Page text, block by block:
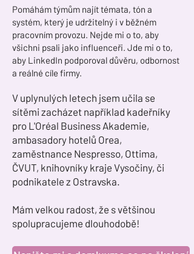
Pomáhám týmům najít témata, tón a
systém, který je udržitelný i v běžném
pracovním provozu. Nejde mi o to, aby
všichni psali jako influenceři. Jde mi o to,
aby LinkedIn podporoval důvěru, odbornost
a reálné cíle firmy.
V uplynulých letech jsem učila se
sítěmi zacházet například kadeřníky
pro L'Oréal Business Akademie,
ambasadory hotelů Orea,
zaměstnance Nespresso, Ottima,
ČVUT, knihovníky kraje Vysočiny, či
podnikatele z Ostravska.
Mám velkou radost, že s většinou
spolupracujeme dlouhodobě!